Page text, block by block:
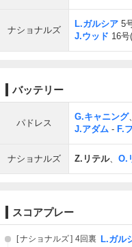
ナショナルズ
L.ガルシア 5
J.ウッド 16
バッテリー
パドレス
G.キャニング、
J.アダム - F.
ナショナルズ Z.リテル、 O.
スコアプレー
ナショナルズ 4回裏 L.ガル